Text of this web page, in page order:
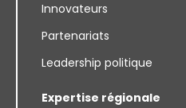
Innovateurs
Partenariats
Leadership politique
Expertise régionale